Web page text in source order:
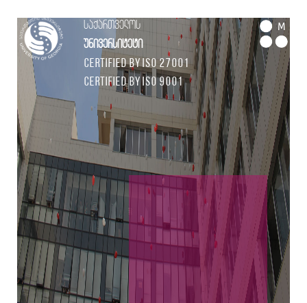
საქართველოს
უნივერსიტეტი
Certified by ISO 27001
Certified by ISO 9001
M